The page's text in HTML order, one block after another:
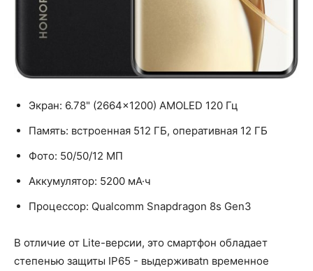
Экран: 6.78" (2664×1200) AMOLED 120 Гц
Память: встроенная 512 ГБ, оперативная 12 ГБ
Фото: 50/50/12 МП
Аккумулятор: 5200 мА·ч
Процессор: Qualcomm Snapdragon 8s Gen3
В отличие от Lite-версии, это смартфон обладает
степенью защиты IP65 - выдерживаtn временное